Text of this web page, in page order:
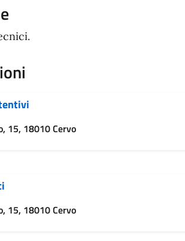
15, 18010 Cervo
15, 18010 Cervo